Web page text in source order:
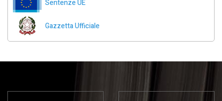
Sentenze UE
Gazzetta Ufficiale